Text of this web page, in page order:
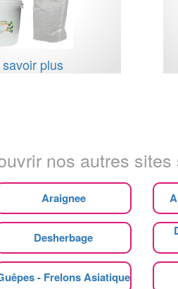
plus
nos autres
Araignee
Desherbage
- Frelons Asiatique